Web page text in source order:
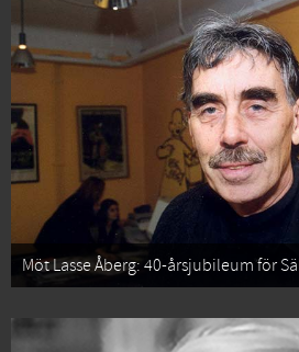
Möt Lasse Åberg: 40-årsjubileum för